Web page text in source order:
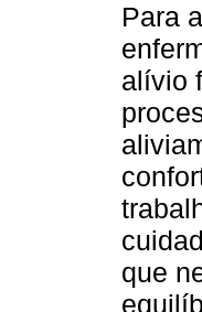
Para
alívio
que